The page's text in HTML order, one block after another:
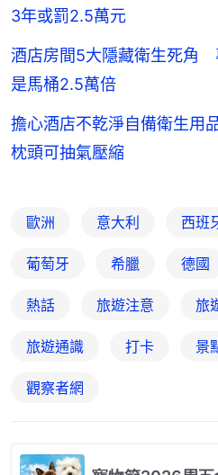
3年或罰2.5萬元
酒店房間5大隱藏衛生死角
是馬桶2.5萬倍
擔心酒店不乾淨自備衛生用
枕頭可抽氣壓縮
歐洲 意大利 西班
葡萄牙 希臘 德國
熱話 旅遊注意 旅
旅遊通識 打卡 景
觀察者網